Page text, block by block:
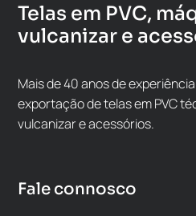
Telas em PVC,
vulcanizar e
Mais de 40 anos de
exportação de telas em PVC
vulcanizar e acessórios.
Fale connosco